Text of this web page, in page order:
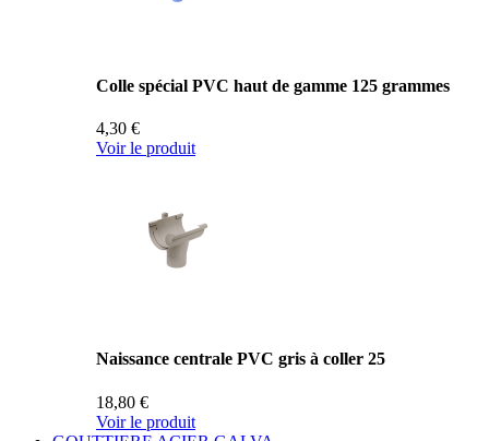
Colle spécial PVC haut de gamme 125 grammes
4,30 €
Voir le produit
Naissance centrale PVC gris à coller 25
18,80 €
Voir le produit